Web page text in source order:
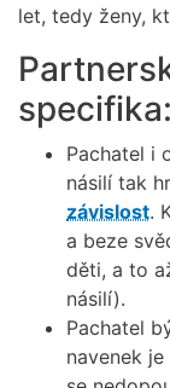
let, tedy ženy,
specifika:
Pachatel i
násilí tak
závislost.
a beze
děti, a to
násilí).
Pachatel
navenek